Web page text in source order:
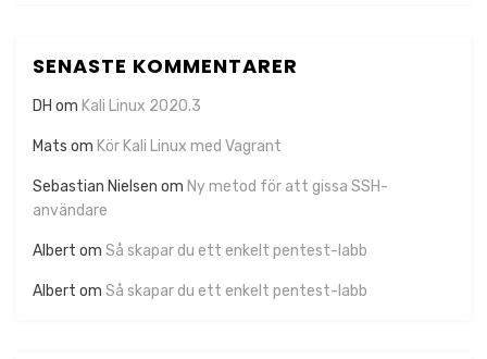
SENASTE KOMMENTARER
DH om Kali Linux 2020.3
Mats om Kör Kali Linux med Vagrant
Sebastian Nielsen om Ny metod för att gissa SSH-
användare
Albert om Så skapar du ett enkelt pentest-labb
Albert om Så skapar du ett enkelt pentest-labb